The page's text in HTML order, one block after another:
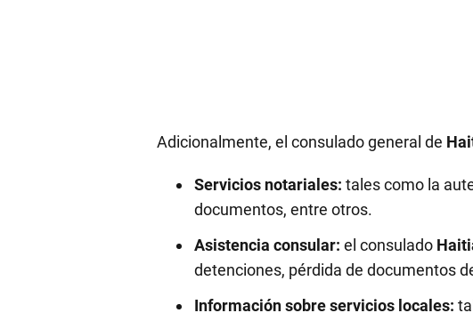
Adicionalmente, el consulado general de
Servicios notariales: tales como la
documentos, entre otros.
Asistencia consular: el consulado
detenciones, pérdida de documentos
Información sobre servicios locales: